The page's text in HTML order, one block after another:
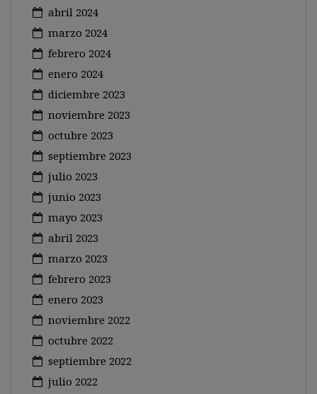
abril 2024
marzo 2024
febrero 2024
enero 2024
diciembre 2023
noviembre 2023
octubre 2023
septiembre 2023
julio 2023
junio 2023
mayo 2023
abril 2023
marzo 2023
febrero 2023
enero 2023
noviembre 2022
octubre 2022
septiembre 2022
julio 2022